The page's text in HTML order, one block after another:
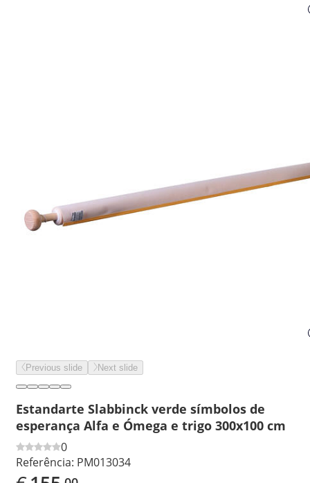
Previous slide Next slide
Estandarte Slabbinck verde símbolos de
esperança Alfa e Ómega e trigo 300x100 cm
0
Referência: PM013034